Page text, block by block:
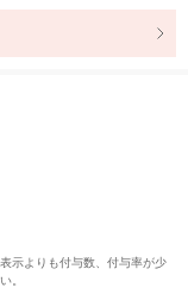
示よりも付与数、付与率が少
。